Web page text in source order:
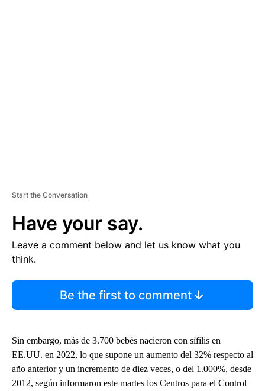
Start the Conversation
Have your say.
Leave a comment below and let us know what you
think.
Be the first to comment
Sin embargo, más de 3.700 bebés nacieron con sífilis en
EE.UU. en 2022, lo que supone un aumento del 32% respecto al
año anterior y un incremento de diez veces, o del 1.000%, desde
2012, según informaron este martes los Centros para el Control